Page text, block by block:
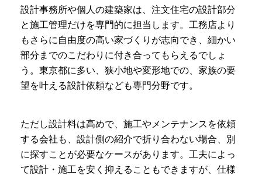
設計事務所や個人の建築家は、注文住宅の設計部分
と施工管理だけを専門的に担当します。工務店より
もさらに自由度の高い家づくりが志向でき、細かい
部分までのこだわりに付き合ってもらえるでしょ
う。東京都に多い、狭小地や変形地での、家族の要
望を叶える設計依頼なども専門分野です。
ただし設計料は高めで、施工やメンテナンスを依頼
する会社も、設計側の紹介で折り合わない場合、別
に探すことが必要なケースがあります。工夫によっ
て設計・施工を安く抑えることもできますが、仕様